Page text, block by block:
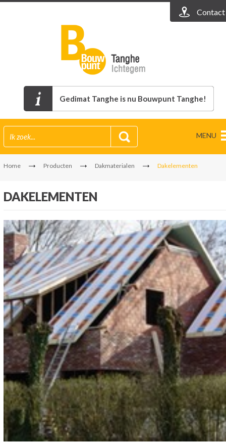
Contact
Gedimat Tanghe is nu Bouwpunt Tanghe!
MENU
Home Producten Dakmaterialen Dakelementen
DAKELEMENTEN